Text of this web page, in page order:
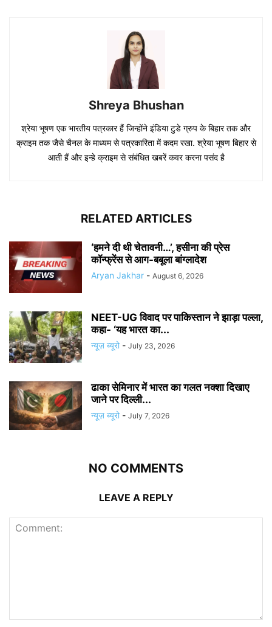
Shreya Bhushan
श्रेया भूषण एक भारतीय पत्रकार हैं जिन्होंने इंडिया टुडे ग्रुप के बिहार तक और
क्राइम तक जैसे चैनल के माध्यम से पत्रकारिता में कदम रखा. श्रेया भूषण बिहार से
आती हैं और इन्हे क्राइम से संबंधित खबरें कवर करना पसंद है
RELATED ARTICLES
‘हमने दी थी चेतावनी…’, हसीना की प्रेस
कॉन्फ्रेंस से आग-बबूला बांग्लादेश
Aryan Jakhar - August 6, 2026
NEET-UG विवाद पर पाकिस्तान ने झाड़ा पल्ला,
कहा- ‘यह भारत का...
न्यूज़ ब्यूरो - July 23, 2026
ढाका सेमिनार में भारत का गलत नक्शा दिखाए
जाने पर दिल्ली...
न्यूज़ ब्यूरो - July 7, 2026
NO COMMENTS
LEAVE A REPLY